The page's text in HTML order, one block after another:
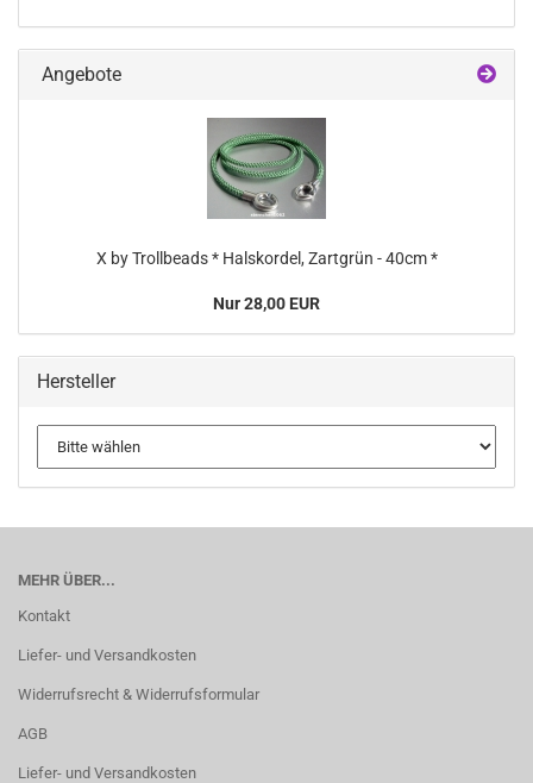
Angebote
X by Trollbeads * Halskordel, Zartgrün - 40cm *
Nur 28,00 EUR
Hersteller
MEHR ÜBER...
Kontakt
Liefer- und Versandkosten
Widerrufsrecht & Widerrufsformular
AGB
Liefer- und Versandkosten